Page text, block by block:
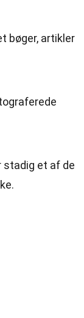
bøger, artikler
stadig et af de